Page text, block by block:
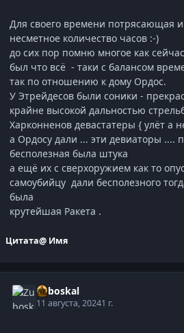
Для своего времени потрясающая
несметное количество часов :-)
до сих пор помню многое как
был что всё - таки с балансом
так по отношению к дому Ордос.
У Этрейдесов были соники -
крайне высокой дальностью
Харконненов девастатеры { улёт а
а Ордосу дали ... эти девиаторы ....
бесполезная была штука
а ещё их с сверхоружием как то
самоубийцу дали бесполезного
была
крутейшая Ракета .
Цитата@ Имя
Zuboskal
11 августа, 20241 г.